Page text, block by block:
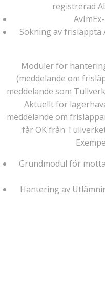
registrerad
Sökning av frisläppta
Moduler för
(meddelande om
meddelande som
Aktuellt för
meddelande om
får OK från
Grundmodul för
Hantering av